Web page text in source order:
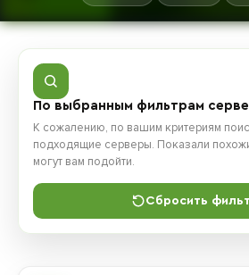
По выбранным фильтрам
К сожалению, по вашим критериям
подходящие серверы. Показали
могут вам подойти.
Сбросить